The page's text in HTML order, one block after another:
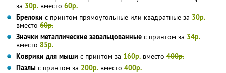
за 30р. вместо 60р.
Брелоки с принтом прямоугольные или квадратные за 30р.
вместо 60р.
Значки металлические завальцованные с принтом за 34р.
вместо 85р.
Коврики для мыши с принтом за 160р. вместо 400р.
Пазлы с принтом за 200р. вместо 400р.